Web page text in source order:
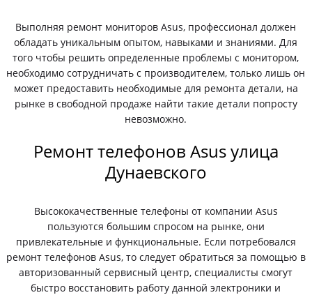
Выполняя ремонт мониторов Asus, профессионал должен
обладать уникальным опытом, навыками и знаниями. Для
того чтобы решить определенные проблемы с монитором,
необходимо сотрудничать с производителем, только лишь он
может предоставить необходимые для ремонта детали, на
рынке в свободной продаже найти такие детали попросту
невозможно.
Ремонт телефонов Asus улица
Дунаевского
Высококачественные телефоны от компании Asus
пользуются большим спросом на рынке, они
привлекательные и функциональные. Если потребовался
ремонт телефонов Asus, то следует обратиться за помощью в
авторизованный сервисный центр, специалисты смогут
быстро восстановить работу данной электроники и